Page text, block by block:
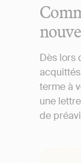
Dès lors
terme à
une
de